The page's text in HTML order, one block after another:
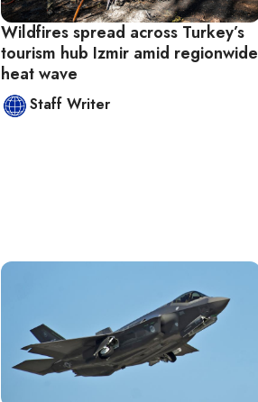
Wildfires spread across Turkey’s
tourism hub Izmir amid regionwide
heat wave
Staff Writer